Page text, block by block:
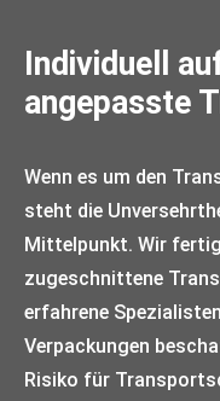
Individuell
angepasste
Wenn es um den
steht die
Mittelpunkt. Wir
zugeschnittene
erfahrene
Verpackungen
Risiko für